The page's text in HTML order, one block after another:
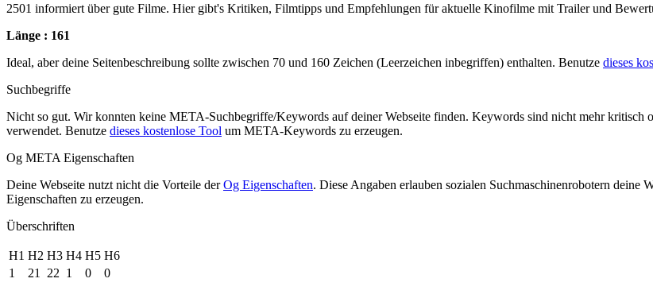
2501 informiert über gute Filme. Hier gibt's Kritiken, Filmtipps und Empfehlungen für aktuelle Kinofilme mit Trailer und
Länge : 161
Ideal, aber deine Seitenbeschreibung sollte zwischen 70 und 160 Zeichen (Leerzeichen inbegriffen) enthalten. Benutze dieses
Suchbegriffe
Nicht so gut. Wir konnten keine META-Suchbegriffe/Keywords auf deiner Webseite finden. Keywords sind nicht mehr kritisch
verwendet. Benutze dieses kostenlose Tool um META-Keywords zu erzeugen.
Og META Eigenschaften
Deine Webseite nutzt nicht die Vorteile derOg Eigenschaften. Diese Angaben erlauben sozialen Suchmaschinenrobotern deine
Eigenschaften zu erzeugen.
Überschriften
H1 H2 H3 H4 H5 H6
1
21 22 1 0 0